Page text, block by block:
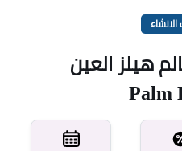
هيلز العين